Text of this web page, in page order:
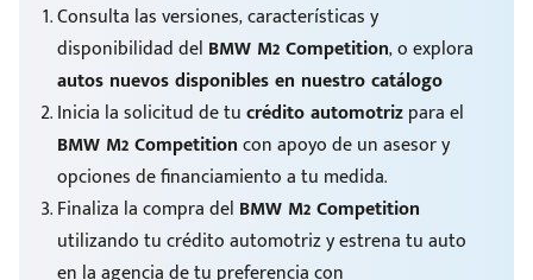
Consulta las versiones, características y
disponibilidad del BMW M2 Competition, o explora
autos nuevos disponibles en nuestro catálogo
Inicia la solicitud de tucrédito automotrizpara el
BMW M2 Competitioncon apoyo de un asesor y
opciones de financiamiento a tu medida.
Finaliza la compra del BMW M2 Competition
utilizando tu crédito automotriz y estrena tu auto
en la agencia de tu preferencia con